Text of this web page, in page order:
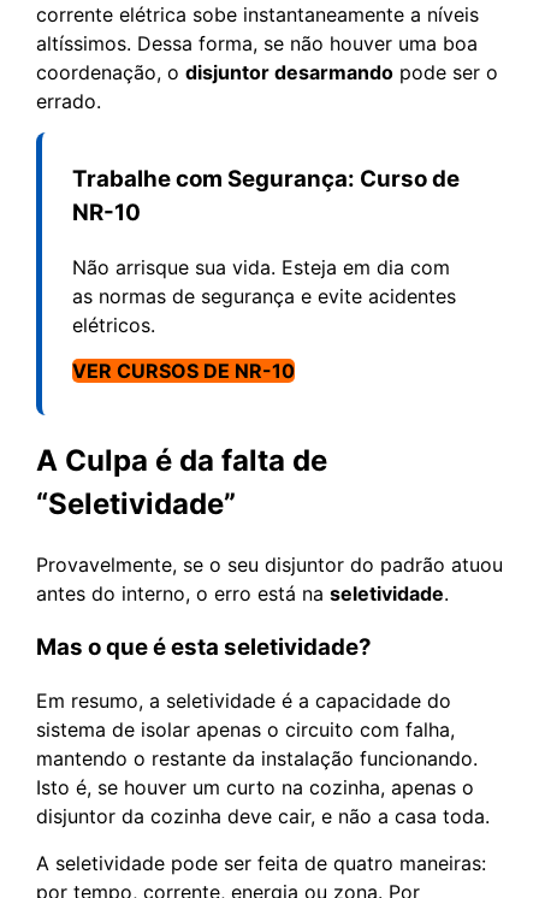
corrente elétrica sobe instantaneamente a níveis
altíssimos. Dessa forma, se não houver uma boa
coordenação, o disjuntor desarmando pode ser o
errado.
Trabalhe com Segurança: Curso de
NR-10
Não arrisque sua vida. Esteja em dia com
as normas de segurança e evite acidentes
elétricos.
VER CURSOS DE NR-10
A Culpa é da falta de
“Seletividade”
Provavelmente, se o seu disjuntor do padrão atuou
antes do interno, o erro está na seletividade.
Mas o que é esta seletividade?
Em resumo, a seletividade é a capacidade do
sistema de isolar apenas o circuito com falha,
mantendo o restante da instalação funcionando.
Isto é, se houver um curto na cozinha, apenas o
disjuntor da cozinha deve cair, e não a casa toda.
A seletividade pode ser feita de quatro maneiras:
por tempo, corrente, energia ou zona. Por